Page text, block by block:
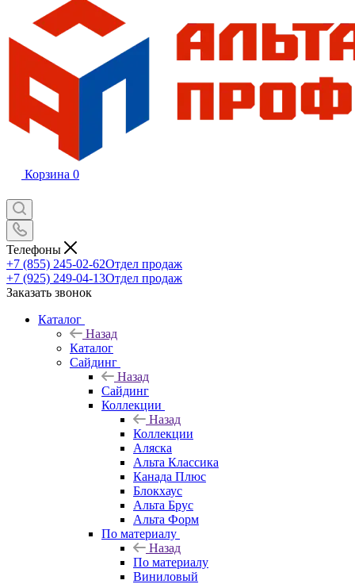
Корзина 0
Телефоны
+7 (855) 245-02-62Отдел продаж
+7 (925) 249-04-13Отдел продаж
Заказать звонок
Каталог
Назад
Каталог
Сайдинг
Назад
Сайдинг
Коллекции
Назад
Коллекции
Аляска
Альта Классика
Канада Плюс
Блокхаус
Альта Брус
Альта Форм
По материалу
Назад
По материалу
Виниловый